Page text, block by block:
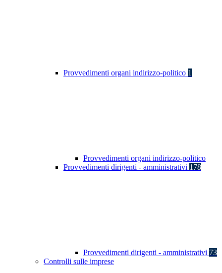
Provvedimenti organi indirizzo-politico 1
Provvedimenti organi indirizzo-politico
Provvedimenti dirigenti - amministrativi 178
Provvedimenti dirigenti - amministrativi 73
Controlli sulle imprese